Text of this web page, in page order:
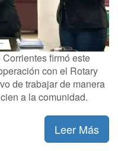
firmó este
con el Rotary
de trabajar de manera
a la comunidad.
Leer Más